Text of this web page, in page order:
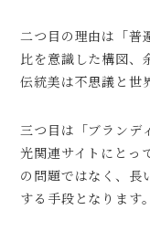
二つ目の理由は「普
比を意識した構図、
伝統美は不思議と世
三つ目は「ブランデ
光関連サイトにとっ
の問題ではなく、長
する手段となります。